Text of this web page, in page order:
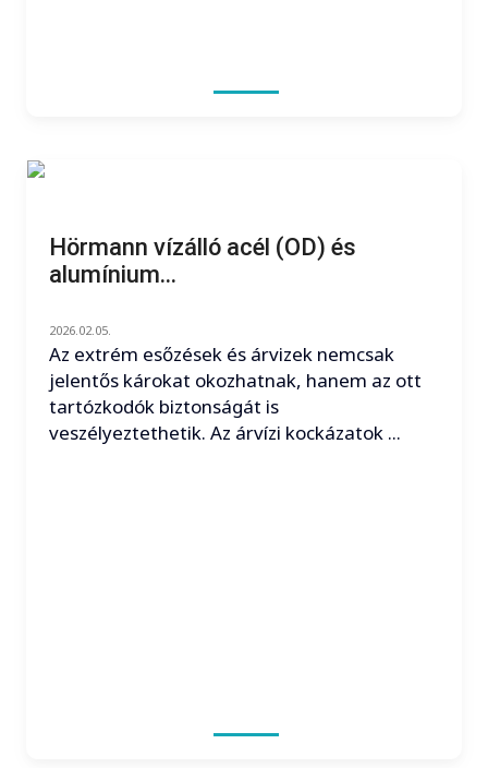
Hörmann vízálló acél (OD) és
alumínium...
2026.02.05.
Az extrém esőzések és árvizek nemcsak
jelentős károkat okozhatnak, hanem az ott
tartózkodók biztonságát is
veszélyeztethetik. Az árvízi kockázatok ...